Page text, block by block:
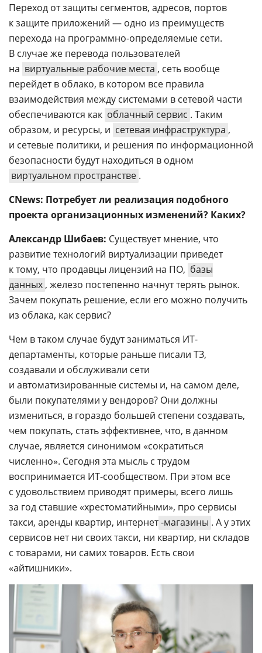
Переход от защиты сегментов, адресов, портов
к защите приложений — одно из преимуществ
перехода на программно-определяемые сети.
В случае же перевода пользователей
на виртуальные рабочие места , сеть вообще
перейдет в облако, в котором все правила
взаимодействия между системами в сетевой части
обеспечиваются как облачный сервис . Таким
образом, и ресурсы, и сетевая инфраструктура ,
и сетевые политики, и решения по информационной
безопасности будут находиться в одном
виртуальном пространстве .
CNews: Потребует ли реализация подобного
проекта организационных изменений? Каких?
Александр Шибаев: Существует мнение, что
развитие технологий виртуализации приведет
к тому, что продавцы лицензий на ПО, базы
данных, железо постепенно начнут терять рынок.
Зачем покупать решение, если его можно получить
из облака, как сервис?
Чем в таком случае будут заниматься ИТ-
департаменты, которые раньше писали ТЗ,
создавали и обслуживали сети
и автоматизированные системы и, на самом деле,
были покупателями у вендоров? Они должны
измениться, в гораздо большей степени создавать,
чем покупать, стать эффективнее, что, в данном
случае, является синонимом «сократиться
численно». Сегодня эта мысль с трудом
воспринимается ИТ-сообществом. При этом все
с удовольствием приводят примеры, всего лишь
за год ставшие «хрестоматийными», про сервисы
такси, аренды квартир, интернет-магазины . А у этих
сервисов нет ни своих такси, ни квартир, ни складов
с товарами, ни самих товаров. Есть свои
«айтишники».